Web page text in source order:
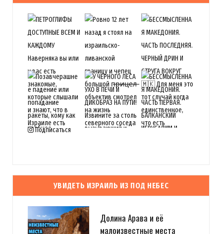
Подписаться
УВИДЕТЬ ИЗРАИЛЬ ИЗ ПОД НЕБЕС
Долина Арава и её
малоизвестные места